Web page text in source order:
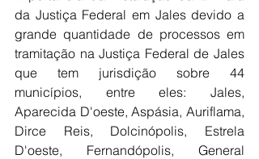
da Justiça Federal em Jales devido a
grande quantidade de processos em
tramitação na Justiça Federal de Jales
que tem jurisdição sobre 44
municípios, entre eles: Jales,
Aparecida D'oeste, Aspásia, Auriflama,
Dirce Reis, Dolcinópolis, Estrela
D'oeste, Fernandópolis, General